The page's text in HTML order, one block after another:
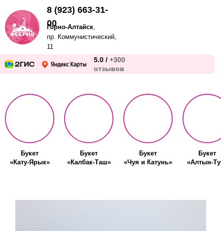
5.0 / +300
отзывов
Горно-Алтайск,
пр. Коммунистический,
11
8 (923) 663-31-
00
Букет
«Кату-Ярык»
Букет
«Калбак-Таш»
Букет
«Чуя и Катунь»
Букет
«Алтын-